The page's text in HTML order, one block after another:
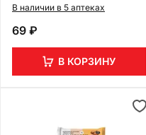
В наличии в 5 аптеках
69 ₽
В КОРЗИНУ